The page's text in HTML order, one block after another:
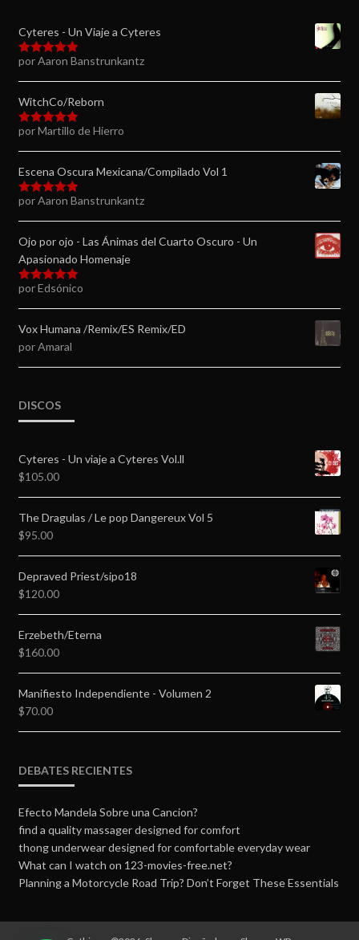
Cyteres - Un Viaje a Cyteres
Valorado en
por Aaron Banstrunkantz
WitchCo/Reborn
Valorado en
por Martillo de Hierro
Escena Oscura Mexicana/Compilado Vol 1
Valorado en
por Aaron Banstrunkantz
Ojo por ojo - Las Ánimas del Cuarto Oscuro - Un
Apasionado Homenaje
Valorado en
por Edsónico
Vox Humana /Remix/ES Remix/ED
por Amaral
DISCOS
Cyteres - Un viaje a Cyteres Vol.ll
$105.00
The Dragulas / Le pop Dangereux Vol 5
$95.00
Depraved Priest/sipo18
$120.00
Erzebeth/Eterna
$160.00
Manifiesto Independiente - Volumen 2
$70.00
DEBATES RECIENTES
Efecto Mandela Sobre una Cancion?
find a quality massager designed for comfort
thong underwear designed for comfortable everyday wear
What can I watch on 123-movies-free.net?
Planning a Motorcycle Road Trip? Don’t Forget These Essentials